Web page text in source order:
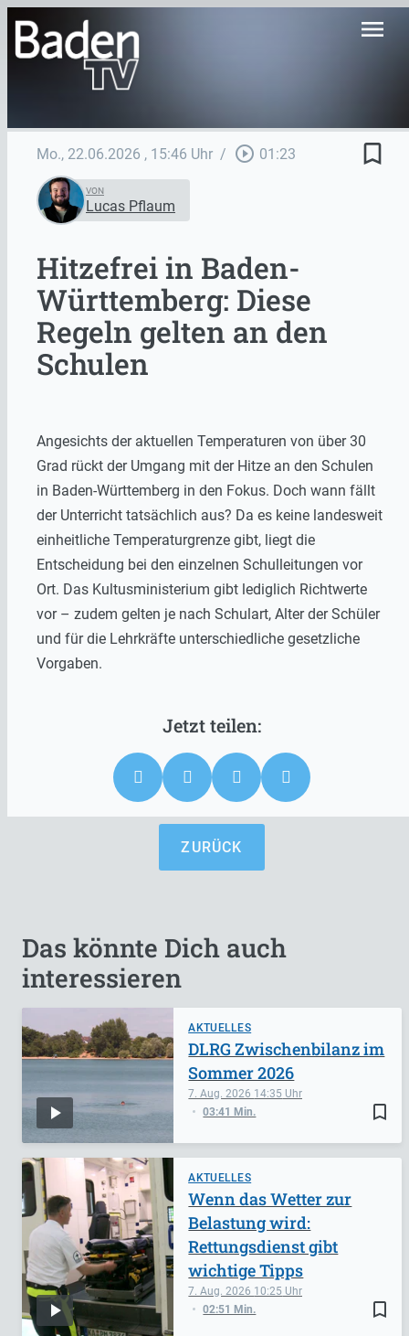
menu
Mo., 22.06.2026 , 15:46 Uhr / play_circle_outline 01:23 bookmark_border
VON
Lucas Pflaum
Hitzefrei in Baden-
Württemberg: Diese
Regeln gelten an den
Schulen
Angesichts der aktuellen Temperaturen von über 30
Grad rückt der Umgang mit der Hitze an den Schulen
in Baden-Württemberg in den Fokus. Doch wann fällt
der Unterricht tatsächlich aus? Da es keine landesweit
einheitliche Temperaturgrenze gibt, liegt die
Entscheidung bei den einzelnen Schulleitungen vor
Ort. Das Kultusministerium gibt lediglich Richtwerte
vor – zudem gelten je nach Schulart, Alter der Schüler
und für die Lehrkräfte unterschiedliche gesetzliche
Vorgaben.
ZURÜCK
Das könnte Dich auch
interessieren
AKTUELLES
bookmark_border
7. Aug. 2026 14:35
03:41 Min.
DLRG Zwischenbilanz im
Sommer 2026
AKTUELLES
bookmark_border
7. Aug. 2026 10:25
02:51 Min.
Wenn das Wetter zur
Belastung wird:
Rettungsdienst gibt
wichtige Tipps